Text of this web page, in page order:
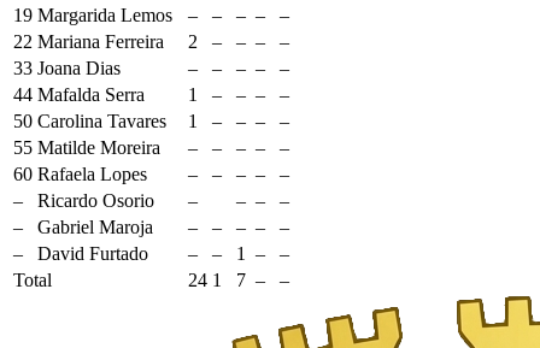
19 Margarida Lemos – – – –
–
22 Mariana Ferreira 2 – – –
–
33 Joana Dias – – – –
–
44 Mafalda Serra 1 – – –
–
50 Carolina Tavares 1 – – –
–
55 Matilde Moreira – – – –
–
60 Rafaela Lopes – – – –
–
–
Ricardo Osorio – – –
–
–
Gabriel Maroja – – – –
–
–
David Furtado – – 1 –
–
Total
24 1 7 – –